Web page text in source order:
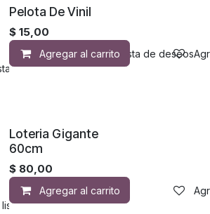
de deseos
Agregar a la lista de deseos
Pelota De Vinil
$ 15,00
Agregar al carrito
de deseos
Loteria Gigante
60cm
$ 80,00
Agregar al carrito